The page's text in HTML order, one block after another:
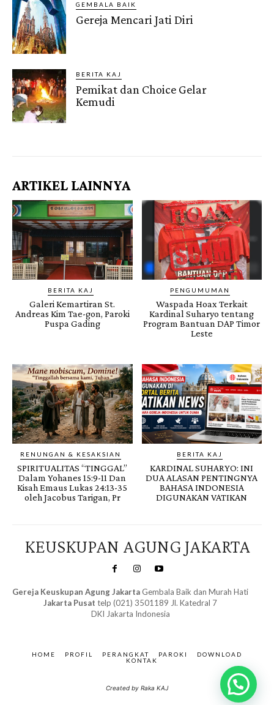
GEMBALA BAIK
Gereja Mencari Jati Diri
BERITA KAJ
Pemikat dan Choice Gelar
Kemudi
Gendis.ID
ARTIKEL LAINNYA
BERITA KAJ
Galeri Kemartiran St.
Andreas Kim Tae-gon, Paroki
Puspa Gading
PENGUMUMAN
Waspada Hoax Terkait
Kardinal Suharyo tentang
Program Bantuan DAP Timor
Leste
RENUNGAN & KESAKSIAN
SPIRITUALITAS “TINGGAL”
Dalam Yohanes 15:9-11 Dan
Kisah Emaus Lukas 24:13-35
oleh Jacobus Tarigan, Pr
BERITA KAJ
KARDINAL SUHARYO: INI
DUA ALASAN PENTINGNYA
BAHASA INDONESIA
DIGUNAKAN VATIKAN
KEUSKUPAN AGUNG JAKARTA
Gereja Keuskupan Agung Jakarta Gembala Baik dan Murah Hati
Jakarta Pusat telp (021) 3501189 Jl. Katedral 7
DKI Jakarta Indonesia
HOME PROFIL PERANGKAT PAROKI
DOWNLOAD
KONTAK
Created by Raka KAJ